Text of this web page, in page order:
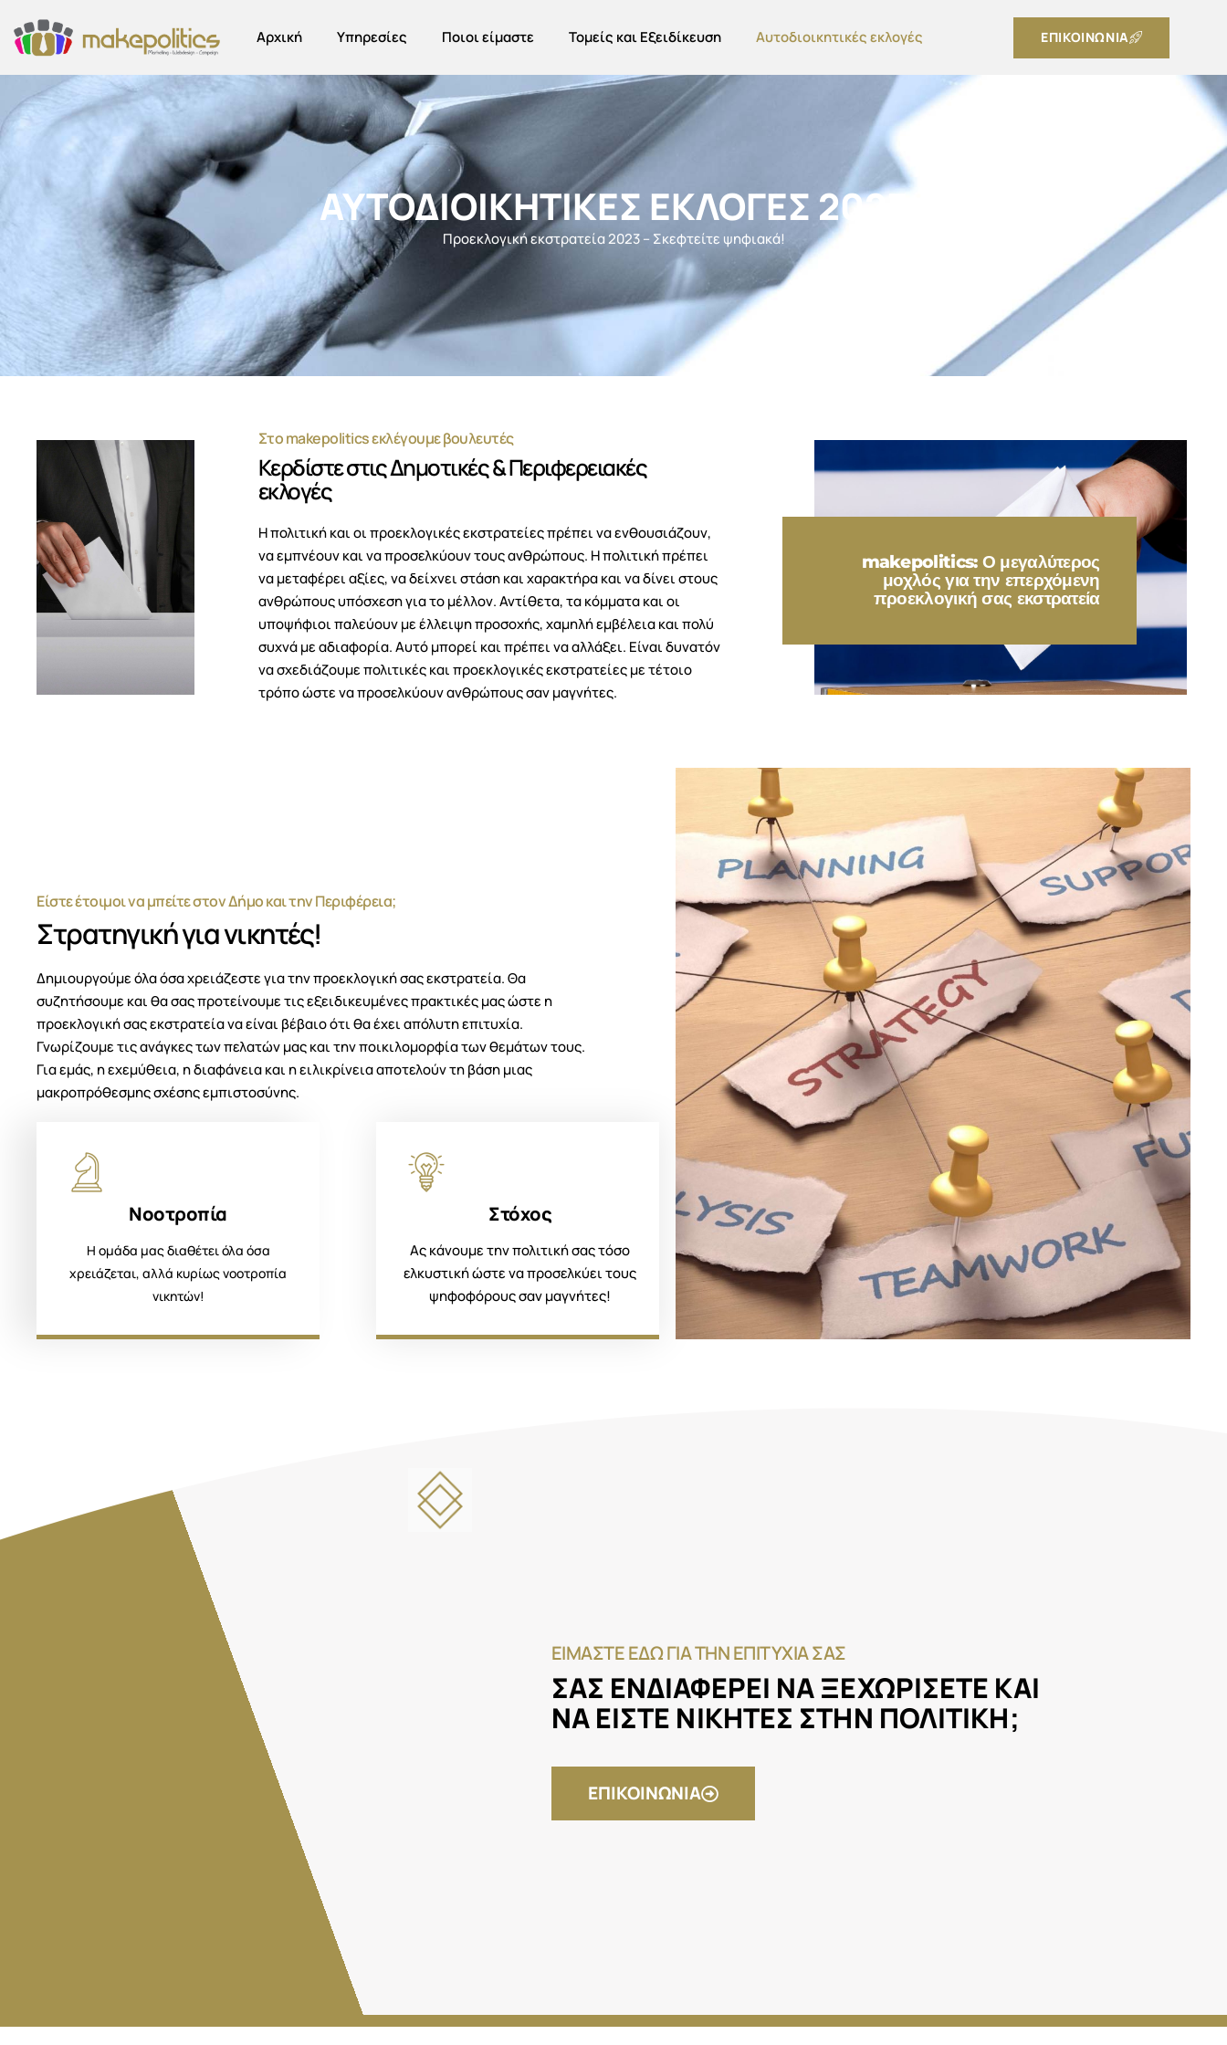
Αρχική Υπηρεσίες Ποιοι είμαστε Τομείς και Εξειδίκευση Αυτοδιοικητικές εκλογές ΕΠΙΚΟΙΝΩΝΙΑ
ΑΥΤΟΔΙΟΙΚΗΤΙΚΈΣ ΕΚΛΟΓΈΣ 2023
Προεκλογική εκστρατεία 2023 – Σκεφτείτε ψηφιακά!
Στο makepolitics εκλέγουμε βουλευτές
Κερδίστε στις Δημοτικές & Περιφερειακές
εκλογές
Η πολιτική και οι προεκλογικές εκστρατείες πρέπει να ενθουσιάζουν,
να εμπνέουν και να προσελκύουν τους ανθρώπους. Η πολιτική πρέπει
να μεταφέρει αξίες, να δείχνει στάση και χαρακτήρα και να δίνει στους
ανθρώπους υπόσχεση για το μέλλον. Αντίθετα, τα κόμματα και οι
υποψήφιοι παλεύουν με έλλειψη προσοχής, χαμηλή εμβέλεια και πολύ
συχνά με αδιαφορία. Αυτό μπορεί και πρέπει να αλλάξει. Είναι δυνατόν
να σχεδιάζουμε πολιτικές και προεκλογικές εκστρατείες με τέτοιο
τρόπο ώστε να προσελκύουν ανθρώπους σαν μαγνήτες.
makepolitics: Ο μεγαλύτερος
μοχλός για την επερχόμενη
προεκλογική σας εκστρατεία
Είστε έτοιμοι να μπείτε στον Δήμο και την Περιφέρεια;
Στρατηγική για νικητές!
Δημιουργούμε όλα όσα χρειάζεστε για την προεκλογική σας εκστρατεία. Θα
συζητήσουμε και θα σας προτείνουμε τις εξειδικευμένες πρακτικές μας ώστε η
προεκλογική σας εκστρατεία να είναι βέβαιο ότι θα έχει απόλυτη επιτυχία.
Γνωρίζουμε τις ανάγκες των πελατών μας και την ποικιλομορφία των θεμάτων τους.
Για εμάς, η εχεμύθεια, η διαφάνεια και η ειλικρίνεια αποτελούν τη βάση μιας
μακροπρόθεσμης σχέσης εμπιστοσύνης.
Νοοτροπία
Η ομάδα μας διαθέτει όλα όσα
χρειάζεται, αλλά κυρίως νοοτροπία
νικητών!
Στόχος
Ας κάνουμε την πολιτική σας τόσο
ελκυστική ώστε να προσελκύει τους
ψηφοφόρους σαν μαγνήτες!
ΕΙΜΑΣΤΕ ΕΔΩ ΓΙΑ ΤΗΝ ΕΠΙΤΥΧΙΑ ΣΑΣ
ΣΑΣ ΕΝΔΙΑΦΕΡΕΙ ΝΑ ΞΕΧΩΡΙΣΕΤΕ ΚΑΙ
ΝΑ ΕΙΣΤΕ ΝΙΚΗΤΕΣ ΣΤΗΝ ΠΟΛΙΤΙΚΗ;
ΕΠΙΚΟΙΝΩΝΙΑ